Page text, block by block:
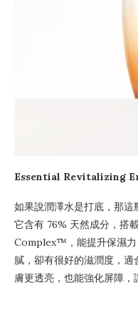
Essential Revitalizing
如果說潤澤水是打底，那這
它含有 76% 天然成分，搭
Complex™，能提升保濕力
膩，卻有很好的滋潤度，
膚更透亮，也能強化屏障，